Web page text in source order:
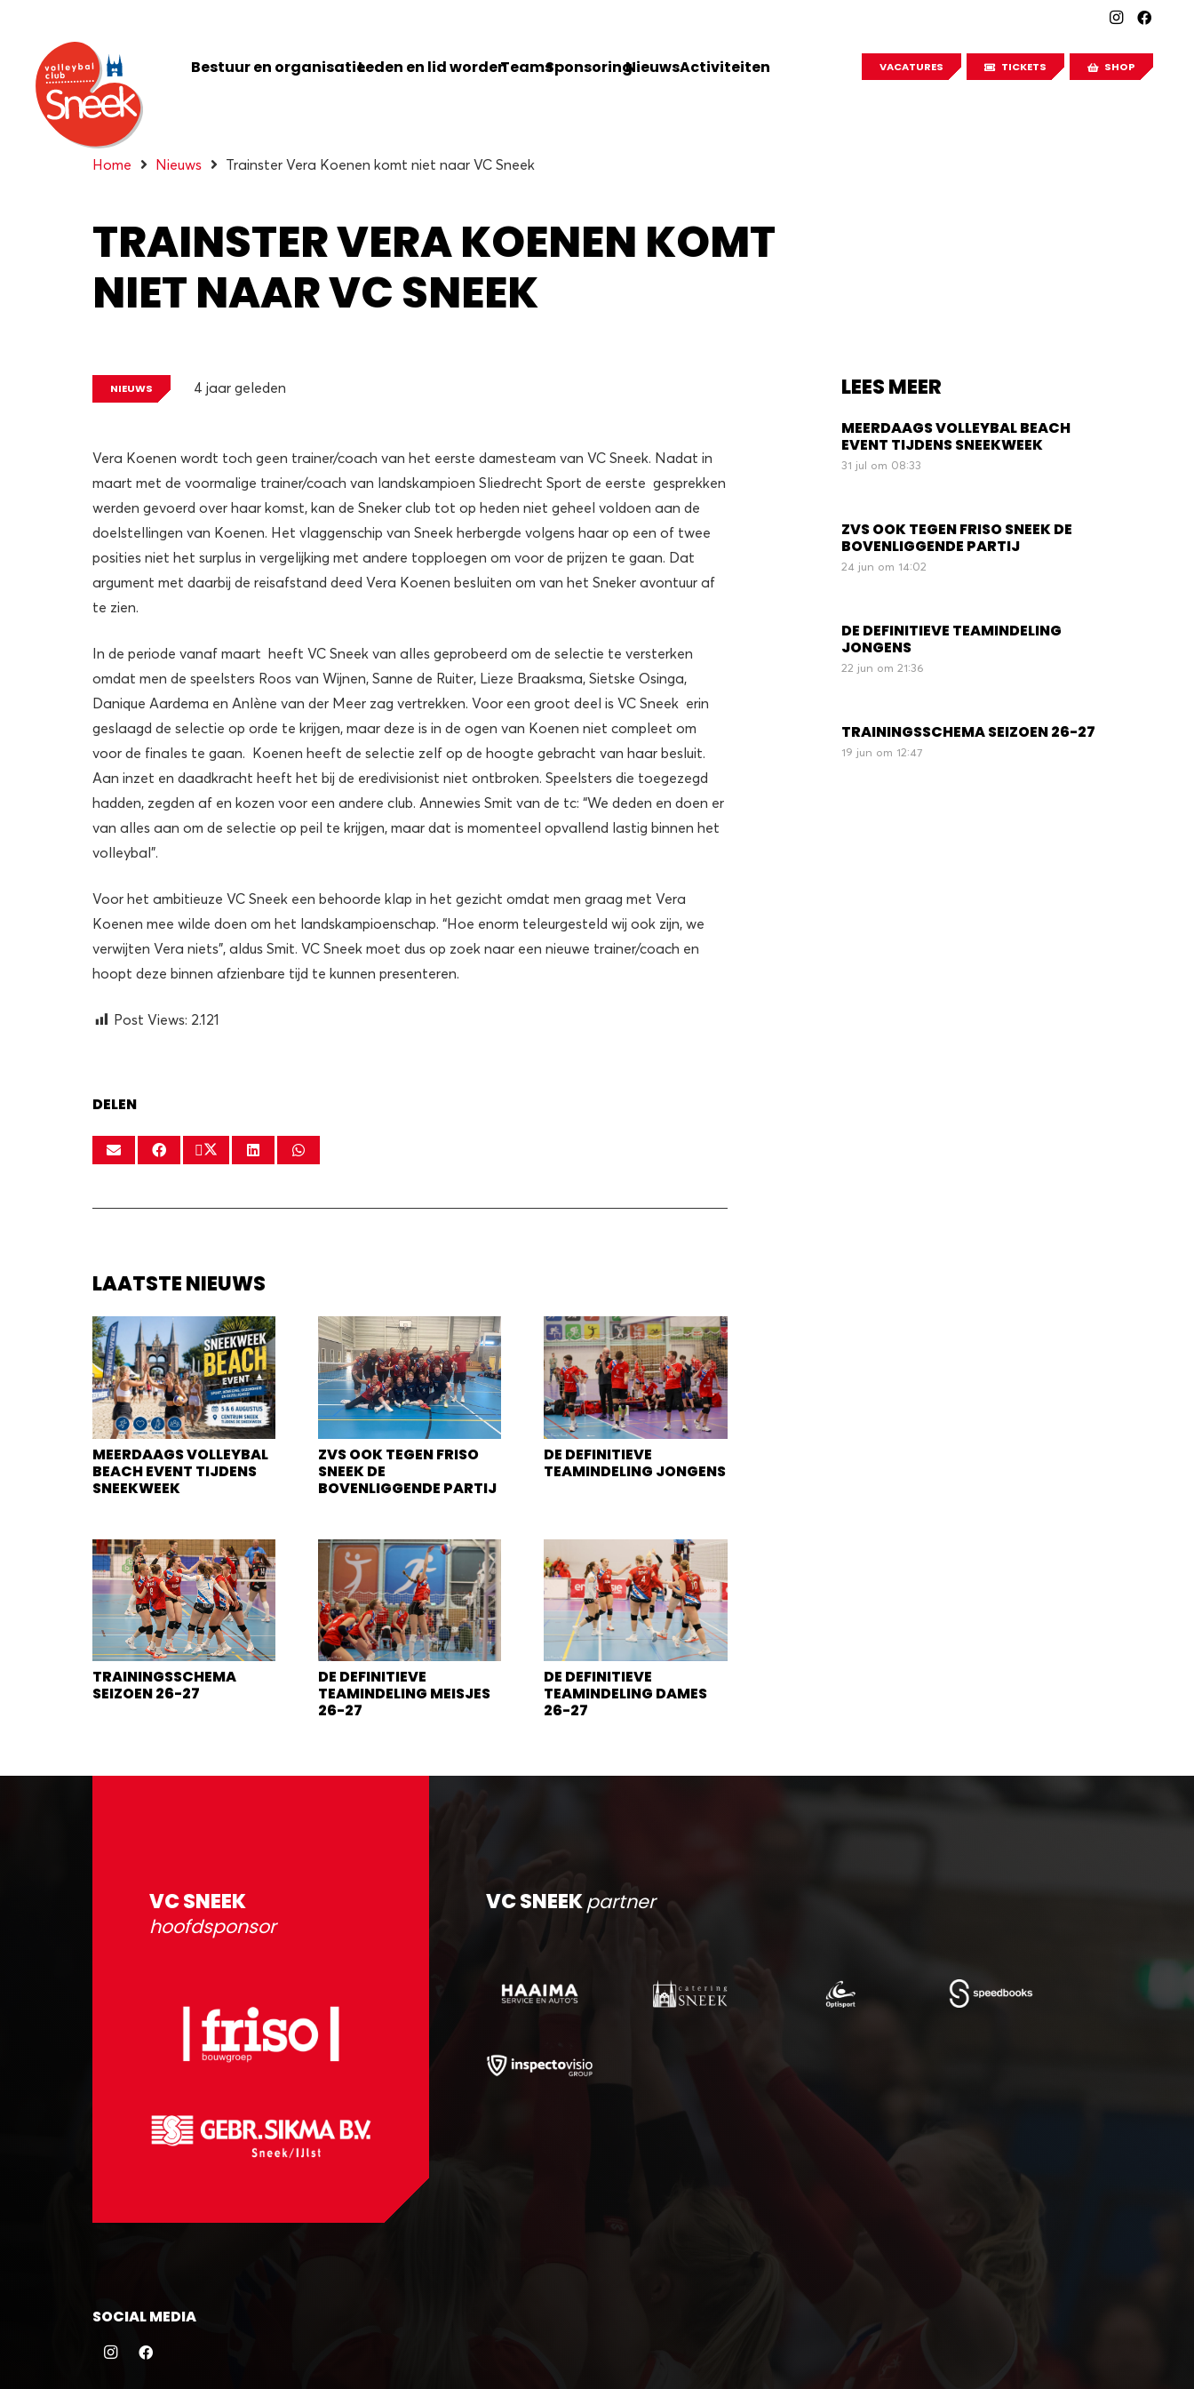
Bestuur en organisatieLeden en lid wordenTeamsSponsoringNieuwsActiviteiten VACATURES TICKETS SHOP
Home Nieuws Trainster Vera Koenen komt niet naar VC Sneek
TRAINSTER VERA KOENEN KOMT
NIET NAAR VC SNEEK
NIEUWS 4 jaar geleden
Vera Koenen wordt toch geen trainer/coach van het eerste damesteam van VC Sneek. Nadat in
maart met de voormalige trainer/coach van landskampioen Sliedrecht Sport de eerste gesprekken
werden gevoerd over haar komst, kan de Sneker club tot op heden niet geheel voldoen aan de
doelstellingen van Koenen. Het vlaggenschip van Sneek herbergde volgens haar op een of twee
posities niet het surplus in vergelijking met andere topploegen om voor de prijzen te gaan. Dat
argument met daarbij de reisafstand deed Vera Koenen besluiten om van het Sneker avontuur af
te zien.
In de periode vanaf maart heeft VC Sneek van alles geprobeerd om de selectie te versterken
omdat men de speelsters Roos van Wijnen, Sanne de Ruiter, Lieze Braaksma, Sietske Osinga,
Danique Aardema en Anlène van der Meer zag vertrekken. Voor een groot deel is VC Sneek erin
geslaagd de selectie op orde te krijgen, maar deze is in de ogen van Koenen niet compleet om
voor de finales te gaan. Koenen heeft de selectie zelf op de hoogte gebracht van haar besluit.
Aan inzet en daadkracht heeft het bij de eredivisionist niet ontbroken. Speelsters die toegezegd
hadden, zegden af en kozen voor een andere club. Annewies Smit van de tc: “We deden en doen er
van alles aan om de selectie op peil te krijgen, maar dat is momenteel opvallend lastig binnen het
volleybal”.
Voor het ambitieuze VC Sneek een behoorde klap in het gezicht omdat men graag met Vera
Koenen mee wilde doen om het landskampioenschap. “Hoe enorm teleurgesteld wij ook zijn, we
verwijten Vera niets”, aldus Smit. VC Sneek moet dus op zoek naar een nieuwe trainer/coach en
hoopt deze binnen afzienbare tijd te kunnen presenteren.
Post Views: 2.121
DELEN
LAATSTE NIEUWS
MEERDAAGS VOLLEYBAL
BEACH EVENT TIJDENS
SNEEKWEEK
ZVS OOK TEGEN FRISO
SNEEK DE
BOVENLIGGENDE PARTIJ
DE DEFINITIEVE
TEAMINDELING JONGENS
TRAININGSSCHEMA
SEIZOEN 26-27
DE DEFINITIEVE
TEAMINDELING MEISJES
26-27
DE DEFINITIEVE
TEAMINDELING DAMES
26-27
LEES MEER
MEERDAAGS VOLLEYBAL BEACH
EVENT TIJDENS SNEEKWEEK
31 jul om 08:33
ZVS OOK TEGEN FRISO SNEEK DE
BOVENLIGGENDE PARTIJ
24 jun om 14:02
DE DEFINITIEVE TEAMINDELING
JONGENS
22 jun om 21:36
TRAININGSSCHEMA SEIZOEN 26-27
19 jun om 12:47
VC SNEEK
hoofdsponsor
VC SNEEKpartner
SOCIAL MEDIA